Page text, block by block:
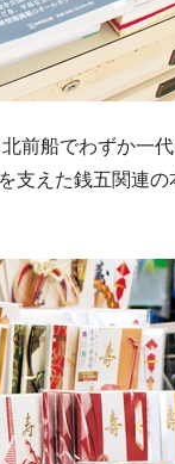
前船でわずか一
支えた銭五関連